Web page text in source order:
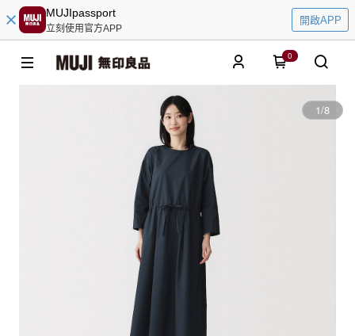
MUJIpassport
立刻使用官方APP
開啟APP
0
1/8